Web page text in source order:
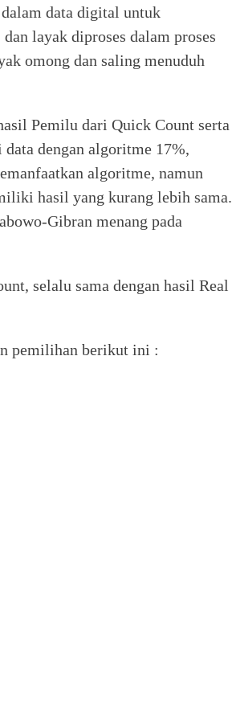
data digital untuk
layak diproses dalam proses
omong dan saling menuduh
Pemilu dari Quick Count serta
dengan algoritme 17%,
algoritme, namun
hasil yang kurang lebih sama.
Gibran menang pada
selalu sama dengan hasil Real
pemilihan berikut ini :